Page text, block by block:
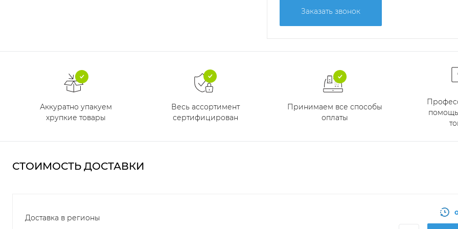
Заказать звонок
Аккуратно упакуем
хрупкие товары
Весь ассортимент
сертифицирован
Принимаем все способы
оплаты
СТОИМОСТЬ ДОСТАВКИ
Доставка в регионы